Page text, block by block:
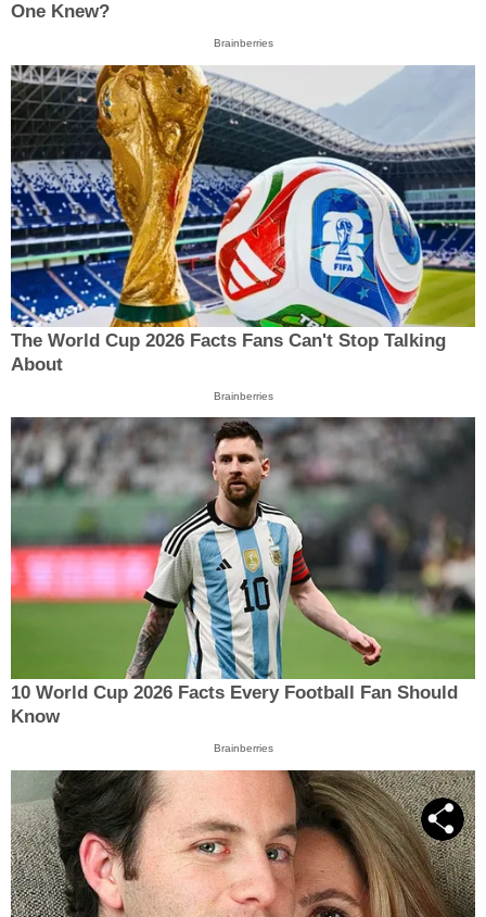
One Knew?
Brainberries
The World Cup 2026 Facts Fans Can't Stop Talking
About
Brainberries
10 World Cup 2026 Facts Every Football Fan Should
Know
Brainberries